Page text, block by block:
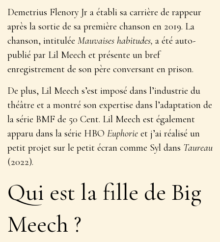
Demetrius Flenory Jr a établi sa carrière de rappeur
après la sortie de sa première chanson en 2019. La
chanson, intitulée Mauvaises habitudes, a été auto-
publié par Lil Meech et présente un bref
enregistrement de son père conversant en prison.
De plus, Lil Meech s’est imposé dans l’industrie du
théâtre et a montré son expertise dans l’adaptation de
la série BMF de 50 Cent. Lil Meech est également
apparu dans la série HBO Euphorie et j’ai réalisé un
petit projet sur le petit écran comme Syl dans Taureau
(2022).
Qui est la fille de Big
Meech ?